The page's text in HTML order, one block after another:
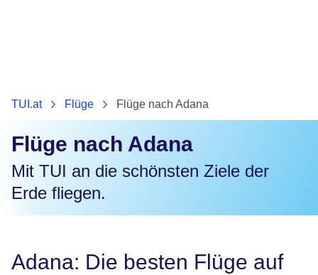
TUI.at Flüge Flüge nach Adana
Flüge nach Adana
Mit TUI an die schönsten Ziele der
Erde fliegen.
Adana: Die besten Flüge auf